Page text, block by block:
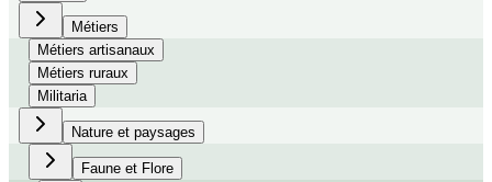
Métiers
Métiers artisanaux
Métiers ruraux
Militaria
Nature et paysages
Faune et Flore